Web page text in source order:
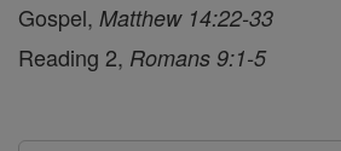
Gospel, Matthew 14:22-33
Reading 2, Romans 9:1-5